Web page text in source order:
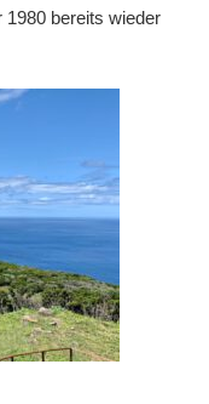
1980 bereits wieder